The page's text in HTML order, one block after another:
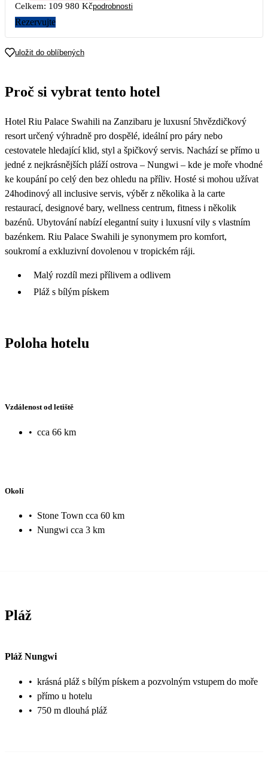
64 190
23
30
Celkem: 109 980 Kčpodrobnosti
Rezervujte
uložit do oblíbených
Proč si vybrat tento hotel
Hotel Riu Palace Swahili na Zanzibaru je luxusní 5hvězdičkový
resort určený výhradně pro dospělé, ideální pro páry nebo
cestovatele hledající klid, styl a špičkový servis. Nachází se přímo u
jedné z nejkrásnějších pláží ostrova – Nungwi – kde je moře vhodné
ke koupání po celý den bez ohledu na příliv. Hosté si mohou užívat
24hodinový all inclusive servis, výběr z několika à la carte
restaurací, designové bary, wellness centrum, fitness i několik
bazénů. Ubytování nabízí elegantní suity i luxusní vily s vlastním
bazénkem. Riu Palace Swahili je synonymem pro komfort,
soukromí a exkluzivní dovolenou v tropickém ráji.
Malý rozdíl mezi přílivem a odlivem
Pláž s bílým pískem
Poloha hotelu
Vzdálenost od letiště
• cca 66 km
Okolí
• Stone Town cca 60 km
• Nungwi cca 3 km
Pláž
Pláž Nungwi
• krásná pláž s bílým pískem a pozvolným vstupem do moře
• přímo u hotelu
• 750 m dlouhá pláž